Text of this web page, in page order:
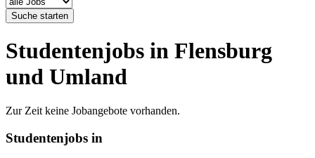
Suche starten
Studentenjobs in Flensburg
und Umland
Zur Zeit keine Jobangebote vorhanden.
Studentenjobs in